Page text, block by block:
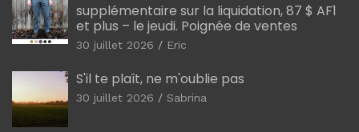
supplémentaire sur la liquidation, 87 $ AF1
et plus – le jeudi. Poignée de ventes
30 juillet 2026 Eric
S'il te plaît, ne m'oublie pas
30 juillet 2026 Sabrina